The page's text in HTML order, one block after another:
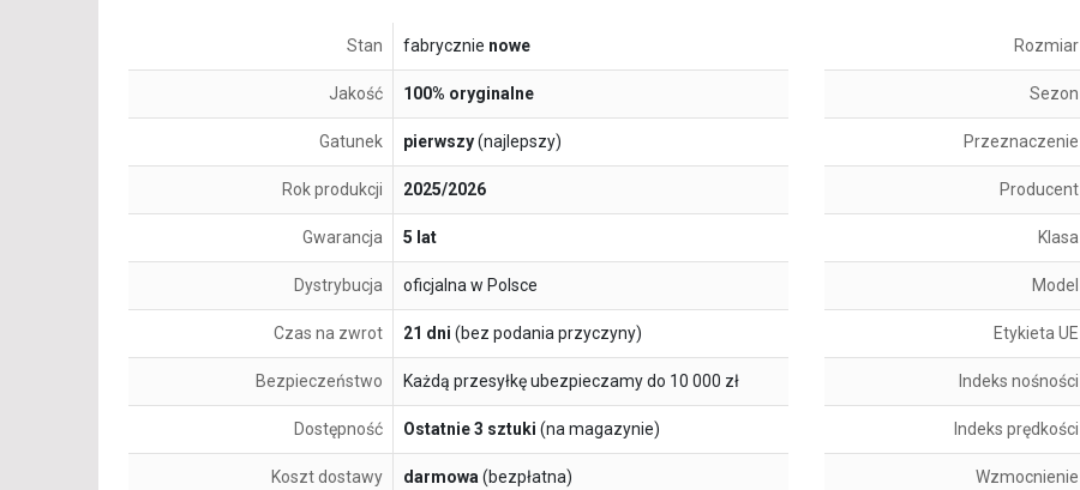
Stan fabrycznie nowe
Jakość 100% oryginalne
Gatunek pierwszy(najlepszy)
Rok produkcji 2025/2026
Gwarancja 5 lat
Dystrybucja oficjalna w Polsce
Czas na zwrot 21 dni (bez podania przyczyny)
Bezpieczeństwo Każdą przesyłkę ubezpieczamy do 10 000 zł
Dostępność Ostatnie 3 sztuki (na magazynie)
Koszt dostawy darmowa(bezpłatna)
Rozmiar
Sezon
Przeznaczenie
Producent
Klasa
Model
Etykieta UE
Indeks nośności
Indeks prędkości
Wzmocnienie